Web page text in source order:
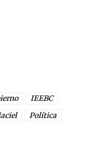
IEEBC
Política